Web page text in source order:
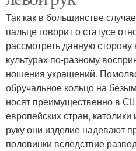
Так как в большинстве
пальце говорит о статусе
рассмотреть данную
культурах по-разному
ношения украшений.
обручальное кольцо на
носят преимущественно в
европейских стран,
руку они изделие надевают
половинки вследствие